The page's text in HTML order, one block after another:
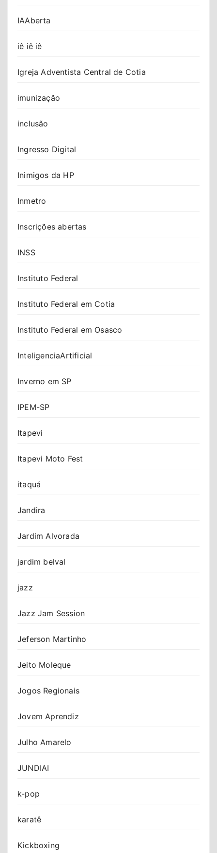
IAAberta
iê iê iê
Igreja Adventista Central de Cotia
imunização
inclusão
Ingresso Digital
Inimigos da HP
Inmetro
Inscrições abertas
INSS
Instituto Federal
Instituto Federal em Cotia
Instituto Federal em Osasco
InteligenciaArtificial
Inverno em SP
IPEM-SP
Itapevi
Itapevi Moto Fest
itaquá
Jandira
Jardim Alvorada
jardim belval
jazz
Jazz Jam Session
Jeferson Martinho
Jeito Moleque
Jogos Regionais
Jovem Aprendiz
Julho Amarelo
JUNDIAI
k-pop
karatê
Kickboxing